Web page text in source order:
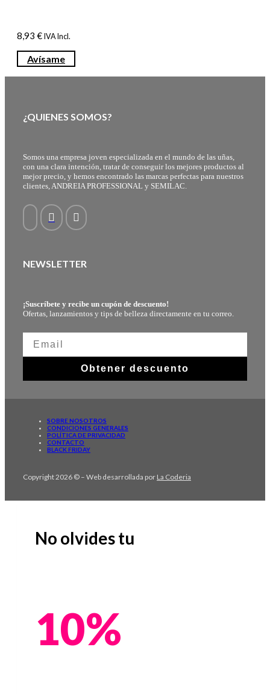
8,93 € IVA Incl.
Avísame
¿QUIENES SOMOS?
Somos una empresa joven especializada en el mundo de las uñas,
con una clara intención, tratar de conseguir los mejores productos al
mejor precio, y hemos encontrado las marcas perfectas para nuestros
clientes, ANDREIA PROFESSIONAL y SEMILAC.
NEWSLETTER
¡Suscríbete y recibe un cupón de descuento!
Ofertas, lanzamientos y tips de belleza directamente en tu correo.
Obtener descuento
SOBRE NOSOTROS
CONDICIONES GENERALES
POLÍTICA DE PRIVACIDAD
CONTACTO
BLACK FRIDAY
Copyright 2026 © – Web desarrollada por La Coderia
No olvides tu
10%